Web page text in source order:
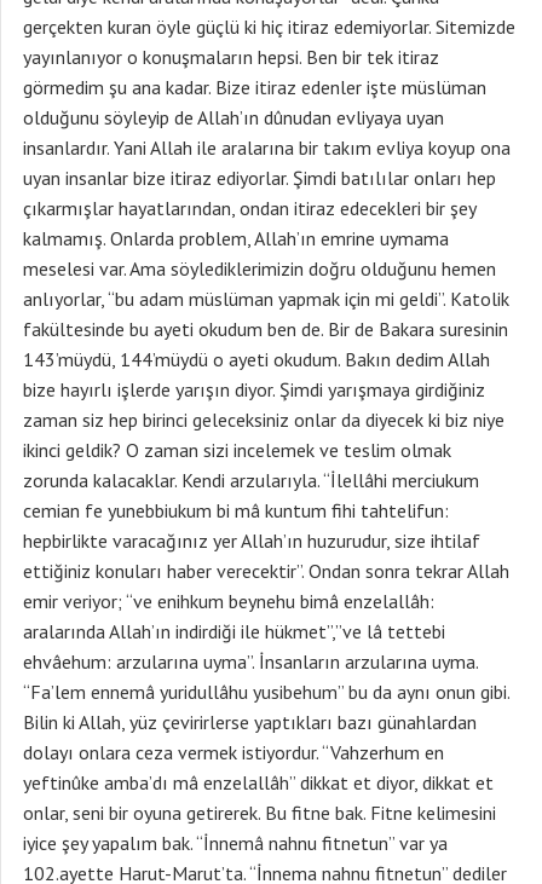
gerçekten kuran öyle güçlü ki hiç itiraz edemiyorlar. Sitemizde
yayınlanıyor o konuşmaların hepsi. Ben bir tek itiraz
görmedim şu ana kadar. Bize itiraz edenler işte müslüman
olduğunu söyleyip de Allah’ın dûnudan evliyaya uyan
insanlardır. Yani Allah ile aralarına bir takım evliya koyup ona
uyan insanlar bize itiraz ediyorlar. Şimdi batılılar onları hep
çıkarmışlar hayatlarından, ondan itiraz edecekleri bir şey
kalmamış. Onlarda problem, Allah’ın emrine uymama
meselesi var. Ama söylediklerimizin doğru olduğunu hemen
anlıyorlar, “bu adam müslüman yapmak için mi geldi”. Katolik
fakültesinde bu ayeti okudum ben de. Bir de Bakara suresinin
143’müydü, 144’müydü o ayeti okudum. Bakın dedim Allah
bize hayırlı işlerde yarışın diyor. Şimdi yarışmaya girdiğiniz
zaman siz hep birinci geleceksiniz onlar da diyecek ki biz niye
ikinci geldik? O zaman sizi incelemek ve teslim olmak
zorunda kalacaklar. Kendi arzularıyla. “İlellâhi merciukum
cemian fe yunebbiukum bi mâ kuntum fihi tahtelifun:
hepbirlikte varacağınız yer Allah’ın huzurudur, size ihtilaf
ettiğiniz konuları haber verecektir”. Ondan sonra tekrar Allah
emir veriyor; “ve enihkum beynehu bimâ enzelallâh:
aralarında Allah’ın indirdiği ile hükmet”,”ve lâ tettebi
ehvâehum: arzularına uyma”. İnsanların arzularına uyma.
“Fa’lem ennemâ yuridullâhu yusibehum” bu da aynı onun gibi.
Bilin ki Allah, yüz çevirirlerse yaptıkları bazı günahlardan
dolayı onlara ceza vermek istiyordur. “Vahzerhum en
yeftinûke amba’dı mâ enzelallâh” dikkat et diyor, dikkat et
onlar, seni bir oyuna getirerek. Bu fitne bak. Fitne kelimesini
iyice şey yapalım bak. “İnnemâ nahnu fitnetun” var ya
102.ayette Harut-Marut’ta. “İnnema nahnu fitnetun” dediler